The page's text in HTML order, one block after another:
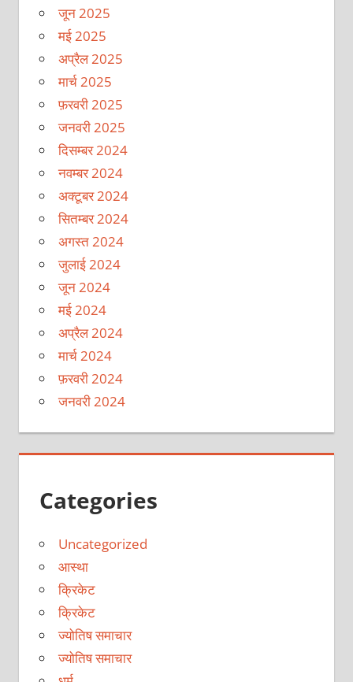
जून 2025
मई 2025
अप्रैल 2025
मार्च 2025
फ़रवरी 2025
जनवरी 2025
दिसम्बर 2024
नवम्बर 2024
अक्टूबर 2024
सितम्बर 2024
अगस्त 2024
जुलाई 2024
जून 2024
मई 2024
अप्रैल 2024
मार्च 2024
फ़रवरी 2024
जनवरी 2024
Categories
Uncategorized
आस्था
क्रिकेट
क्रिकेट
ज्योतिष समाचार
ज्योतिष समाचार